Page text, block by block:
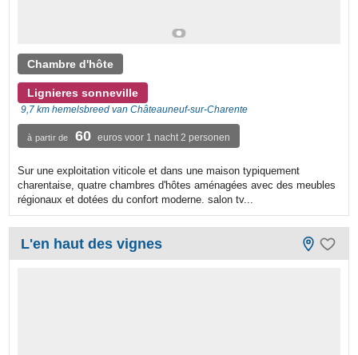
Chambre d'hôte
Lignieres sonneville
9,7 km hemelsbreed van Châteauneuf-sur-Charente
à partir de 60 euros voor 1 nacht 2 personen
Sur une exploitation viticole et dans une maison typiquement
charentaise, quatre chambres d'hôtes aménagées avec des meubles
régionaux et dotées du confort moderne. salon tv...
L'en haut des vignes